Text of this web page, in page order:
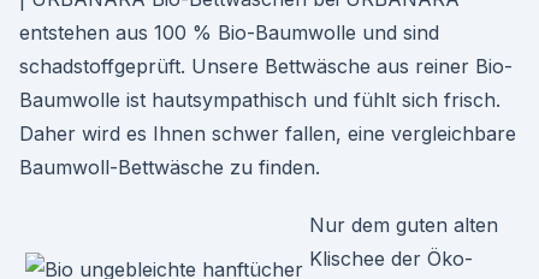
entstehen aus 100 % Bio-Baumwolle und sind
schadstoffgeprüft. Unsere Bettwäsche aus reiner Bio-
Baumwolle ist hautsympathisch und fühlt sich frisch.
Daher wird es Ihnen schwer fallen, eine vergleichbare
Baumwoll-Bettwäsche zu finden.
Nur dem guten alten
Klischee der Öko-